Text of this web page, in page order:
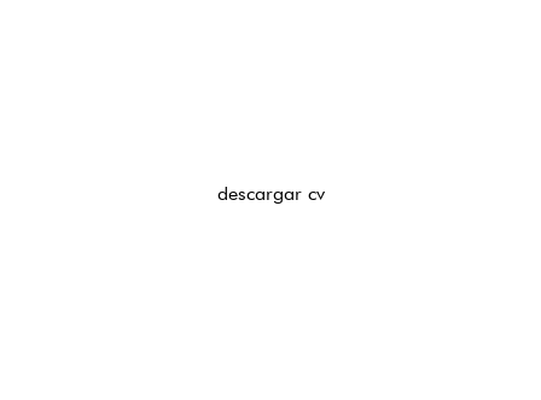
descargar cv